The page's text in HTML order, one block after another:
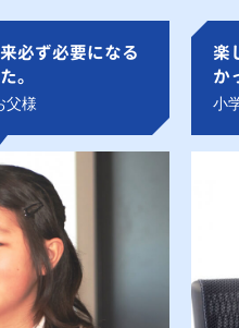
必ず必要になる
。
父様
楽
か
小